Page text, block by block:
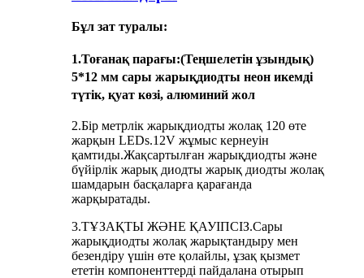
Бұл зат туралы:
1.Тоғанақ парағы:(Теңшелетін ұзындық)
5*12 мм сары жарықдиодты неон икемді
түтік, қуат көзі, алюминий жол
2.Бір метрлік жарықдиодты жолақ 120 өте
жарқын LEDs.12V жұмыс кернеуін
қамтиды.Жақсартылған жарықдиодты және
бүйірлік жарық диодты жарық диодты жолақ
шамдарын басқаларға қарағанда
жарқыратады.
3.ТҰЗАҚТЫ ЖӘНЕ ҚАУІПСІЗ.Сары
жарықдиодты жолақ жарықтандыру мен
безендіру үшін өте қолайлы, ұзақ қызмет
ететін компоненттерді пайдалана отырып